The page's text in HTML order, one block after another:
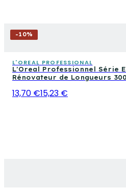
-10%
L'OREAL PROFESSIONAL
L'Oreal Professionnel Série
Rénovateur de Longueurs
13,70 €15,23 €